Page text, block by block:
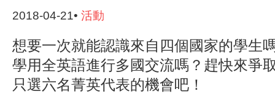
2018-04-21• 活動
想要一次就能認識來自四個國家的學生
學用全英語進行多國交流嗎？趕快來爭
只選六名菁英代表的機會吧！